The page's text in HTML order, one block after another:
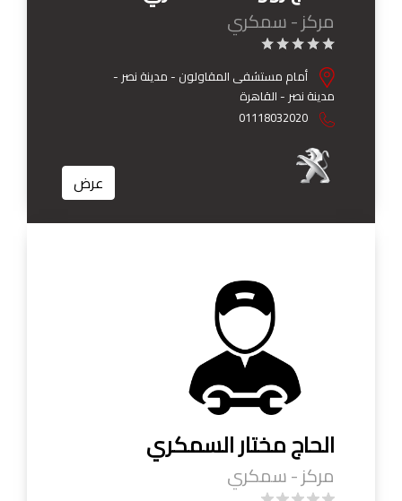
مركز - سمكري
أمام مستشفى المقاولون - مدينة نصر -
مدينة نصر - القاهرة
01118032020
عرض
الحاج مختار السمكري
مركز - سمكري